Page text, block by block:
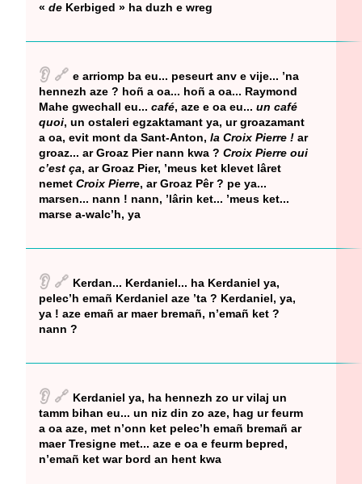
« de Kerbiged » ha duzh e wreg
👂 🔗 e arriomp ba eu... peseurt anv e vije... ’na
hennezh aze ? hoñ a oa... hoñ a oa... Raymond
Mahe gwechall eu... café, aze e oa eu... un café
quoi, un ostaleri egzaktamant ya, ur groazamant
a oa, evit mont da Sant-Anton, la Croix Pierre ! ar
groaz... ar Groaz Pier nann kwa ? Croix Pierre oui
c’est ça, ar Groaz Pier, ’meus ket klevet lâret
nemet Croix Pierre, ar Groaz Pêr ? pe ya...
marsen... nann ! nann, ’lârin ket... ’meus ket...
marse a-walc’h, ya
👂 🔗 Kerdan... Kerdaniel... ha Kerdaniel ya,
pelec’h emañ Kerdaniel aze ’ta ? Kerdaniel, ya,
ya ! aze emañ ar maer bremañ, n’emañ ket ?
nann ?
👂 🔗 Kerdaniel ya, ha hennezh zo ur vilaj un
tamm bihan eu... un niz din zo aze, hag ur feurm
a oa aze, met n’onn ket pelec’h emañ bremañ ar
maer Tresigne met... aze e oa e feurm bepred,
n’emañ ket war bord an hent kwa